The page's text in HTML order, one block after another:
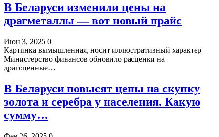
В Беларуси изменили цены на
драгметаллы — вот новый прайс
Июн 3, 2025 0
Картинка вымышленная, носит иллюстративный характер
Министерство финансов обновило расценки на
драгоценные…
В Беларуси повысят цены на скупку
золота и серебра у населения. Какую
сумму…